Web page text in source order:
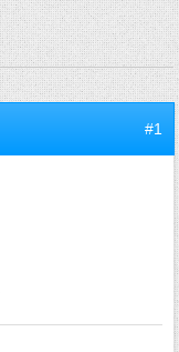
#1